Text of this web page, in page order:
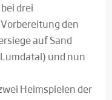
drei
den
auf Sand
und nun
Heimspielen der